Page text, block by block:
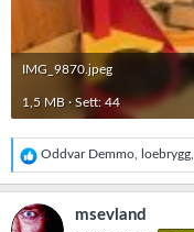
IMG_9870.jpeg
1,5 MB · Sett: 44
R
e
a
k
s
Oddvar Demmo loebrygg
msevland